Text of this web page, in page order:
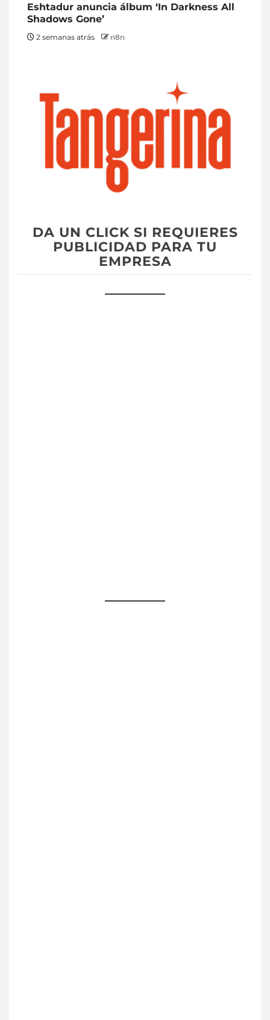
Eshtadur anuncia álbum ‘In Darkness All
Shadows Gone’
2 semanas atrás n8n
DA UN CLICK SI REQUIERES
PUBLICIDAD PARA TU
EMPRESA